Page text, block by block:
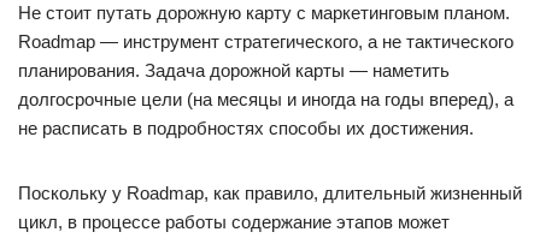
Не стоит путать дорожную карту с маркетинговым планом.
Roadmap — инструмент стратегического, а не тактического
планирования. Задача дорожной карты — наметить
долгосрочные цели (на месяцы и иногда на годы вперед), а
не расписать в подробностях способы их достижения.
Поскольку у Roadmap, как правило, длительный жизненный
цикл, в процессе работы содержание этапов может